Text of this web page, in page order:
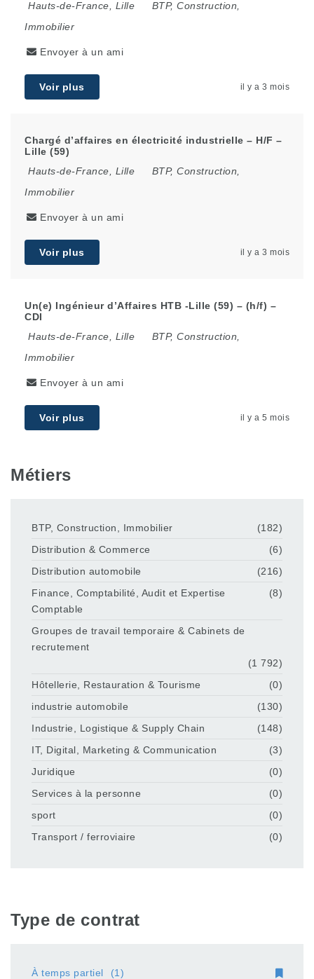
Hauts-de-France Lille
BTP, Construction,
Immobilier
Envoyer à un ami
Voir plus il y a 3 mois
Chargé d’affaires en électricité industrielle – H/F –
Lille (59)
Hauts-de-France
Lille
BTP, Construction,
Immobilier
Envoyer à un ami
Voir plus il y a 3 mois
Un(e) Ingénieur d’Affaires HTB -Lille (59) – (h/f) –
CDI
Hauts-de-France
Lille
BTP, Construction,
Immobilier
Envoyer à un ami
Voir plus il y a 5 mois
Métiers
BTP, Construction, Immobilier
(182)
Distribution & Commerce
(6)
Distribution automobile
(216)
Finance, Comptabilité, Audit et Expertise
Comptable
(8)
Groupes de travail temporaire & Cabinets de
recrutement
(1 792)
Hôtellerie, Restauration & Tourisme
(0)
industrie automobile
(130)
Industrie, Logistique & Supply Chain
(148)
IT, Digital, Marketing & Communication
(3)
Juridique
(0)
Services à la personne
(0)
sport
(0)
Transport / ferroviaire
(0)
Type de contrat
À temps partiel
(1)